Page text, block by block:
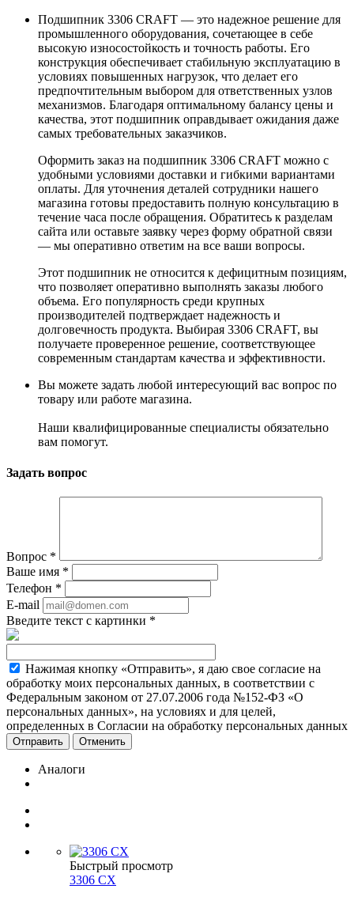
Подшипник 3306 CRAFT — это надежное решение для
промышленного оборудования, сочетающее в себе
высокую износостойкость и точность работы. Его
конструкция обеспечивает стабильную эксплуатацию в
условиях повышенных нагрузок, что делает его
предпочтительным выбором для ответственных узлов
механизмов. Благодаря оптимальному балансу цены и
качества, этот подшипник оправдывает ожидания даже
самых требовательных заказчиков.
Оформить заказ на подшипник 3306 CRAFT можно с
удобными условиями доставки и гибкими вариантами
оплаты. Для уточнения деталей сотрудники нашего
магазина готовы предоставить полную консультацию в
течение часа после обращения. Обратитесь к разделам
сайта или оставьте заявку через форму обратной связи
— мы оперативно ответим на все ваши вопросы.
Этот подшипник не относится к дефицитным позициям,
что позволяет оперативно выполнять заказы любого
объема. Его популярность среди крупных
производителей подтверждает надежность и
долговечность продукта. Выбирая 3306 CRAFT, вы
получаете проверенное решение, соответствующее
современным стандартам качества и эффективности.
Вы можете задать любой интересующий вас вопрос по
товару или работе магазина.
Наши квалифицированные специалисты обязательно
вам помогут.
Задать вопрос
Вопрос *
Ваше имя *
Телефон *
E-mail
Введите текст с картинки *
Нажимая кнопку «Отправить», я даю свое согласие на
обработку моих персональных данных, в соответствии с
Федеральным законом от 27.07.2006 года №152-ФЗ «О
персональных данных», на условиях и для целей,
определенных в Согласии на обработку персональных данных
Отменить
Аналоги
Быстрый просмотр
3306 CX